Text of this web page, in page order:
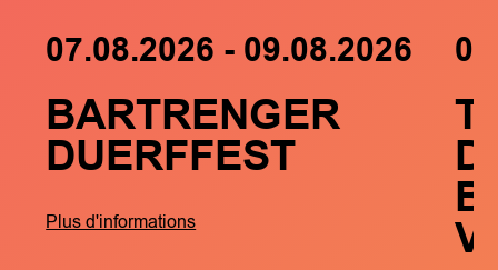
07.08.2026 - 09.08.2026
BARTRENGER
DUERFFEST
Plus d'informations